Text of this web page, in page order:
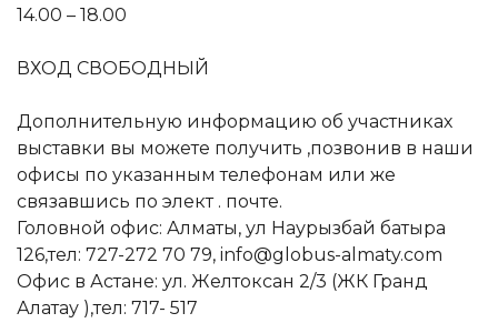
14.00 – 18.00
ВХОД СВОБОДНЫЙ
Дополнительную информацию об участниках
выставки вы можете получить ,позвонив в наши
офисы по указанным телефонам или же
связавшись по элект . почте.
Головной офис: Алматы, ул Наурызбай батыра
126,тел: 727-272 70 79, info@globus-almaty.com
Офис в Астане: ул. Желтоксан 2/3 (ЖК Гранд
Алатау ),тел: 717- 517